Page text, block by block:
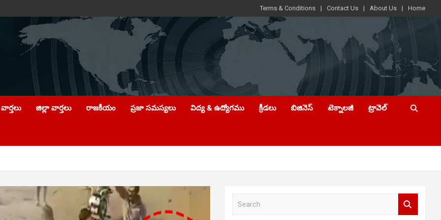
Terms & Conditions Contact Us About Us Home
జిల్లా వార్తలు రాజకీయం ప్రజా సమస్యలు విద్య & ఉద్యోగము క్రీడలు బిజినెస్ టెక్నాలజీ ట్రావెల్